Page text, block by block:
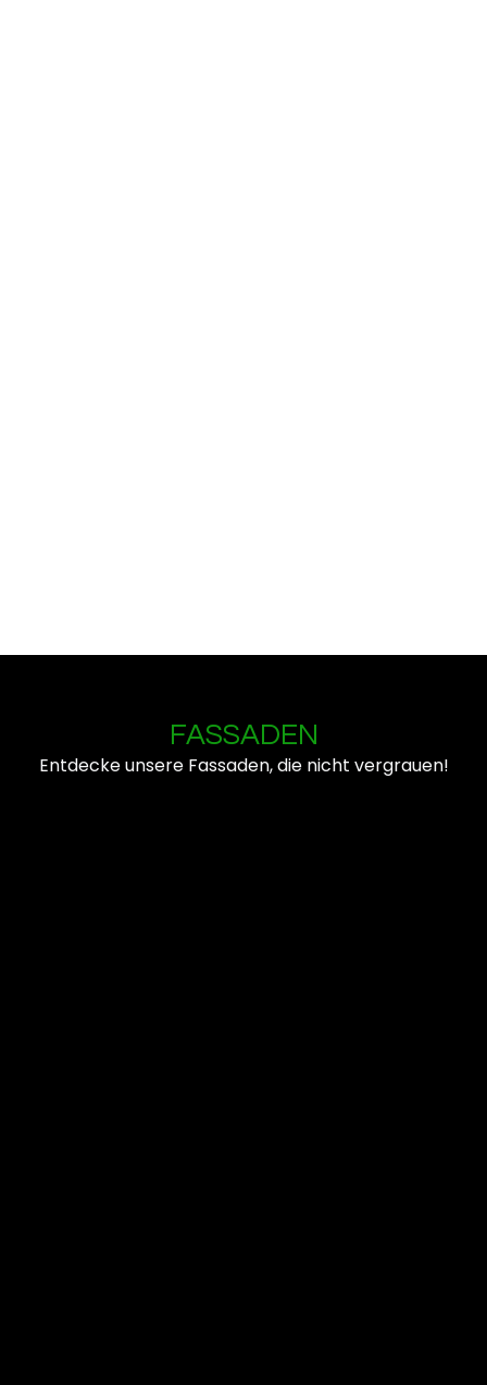
FASSADEN
Entdecke unsere Fassaden, die nicht vergrauen!